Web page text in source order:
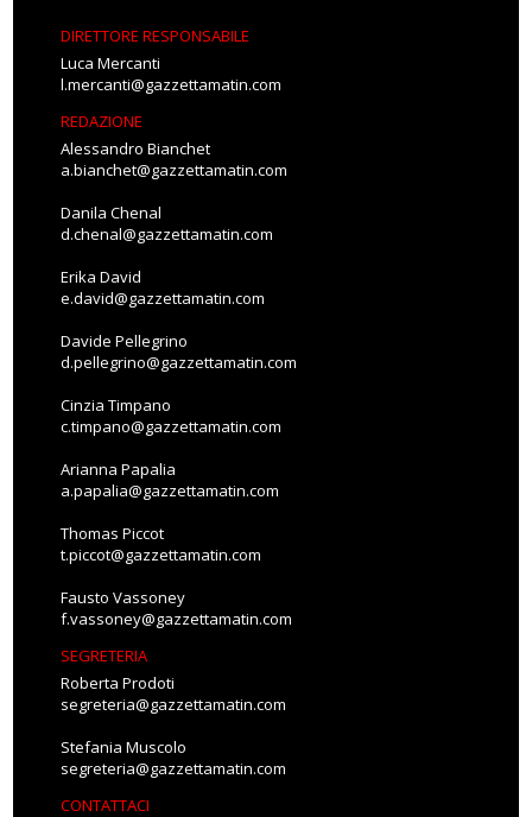
DIRETTORE RESPONSABILE
Luca Mercanti
l.mercanti@gazzettamatin.com
REDAZIONE
Alessandro Bianchet
a.bianchet@gazzettamatin.com
Danila Chenal
d.chenal@gazzettamatin.com
Erika David
e.david@gazzettamatin.com
Davide Pellegrino
d.pellegrino@gazzettamatin.com
Cinzia Timpano
c.timpano@gazzettamatin.com
Arianna Papalia
a.papalia@gazzettamatin.com
Thomas Piccot
t.piccot@gazzettamatin.com
Fausto Vassoney
f.vassoney@gazzettamatin.com
SEGRETERIA
Roberta Prodoti
segreteria@gazzettamatin.com
Stefania Muscolo
segreteria@gazzettamatin.com
CONTATTACI